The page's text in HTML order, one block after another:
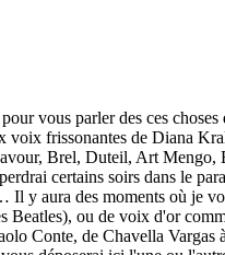
vous parler des ces
frissonantes de Diana
Brel, Duteil, Art
certains soirs dans le
aura des moments où je
ou de voix d'or
Conte, de Chavella Vargas